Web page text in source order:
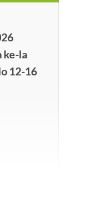
ke-la
12-16